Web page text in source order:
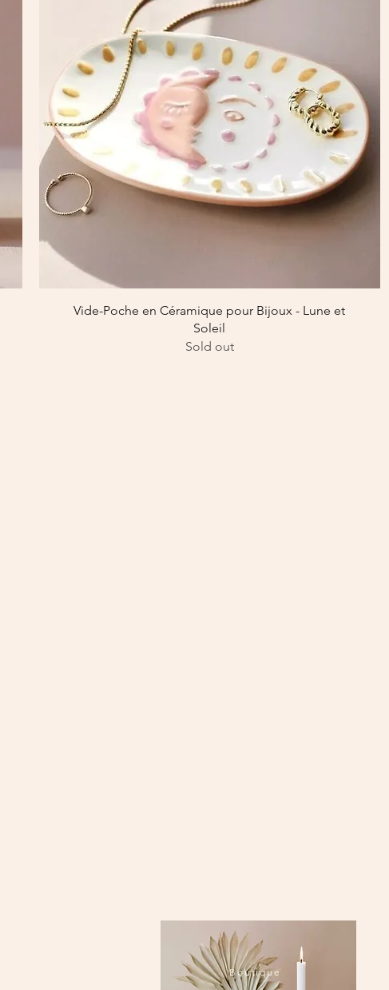
Aperçu rapide
Vide-Poche en Céramique pour Bijoux - Lune et
Soleil
Sold out
Boutique